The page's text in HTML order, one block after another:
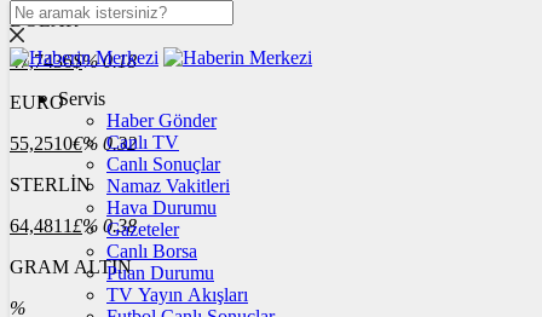
DOLAR
47,7436$% 0.18
EURO
55,2510€% 0.32
STERLİN
64,4811£% 0.38
GRAM ALTIN
%
Servis
Haber Gönder
Canlı TV
Canlı Sonuçlar
Namaz Vakitleri
Hava Durumu
Gazeteler
Canlı Borsa
Puan Durumu
TV Yayın Akışları